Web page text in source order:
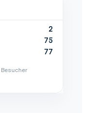
2
75
77